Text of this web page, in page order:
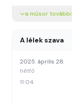
a műsor
A lélek szava
2025. április 28.
hétfő
11:04